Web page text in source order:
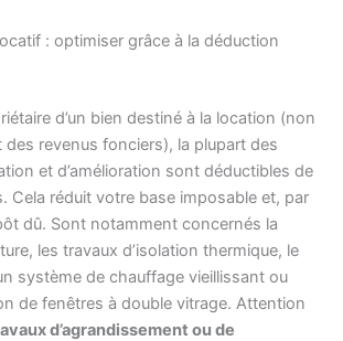
: optimiser grâce à la déduction
d’un bien destiné à la location (non
des revenus fonciers), la plupart des
et d’amélioration sont déductibles de
Cela réduit votre base imposable et, par
dû. Sont notamment concernés la
les travaux d’isolation thermique, le
système de chauffage vieillissant ou
de fenêtres à double vitrage. Attention
d’agrandissement ou de